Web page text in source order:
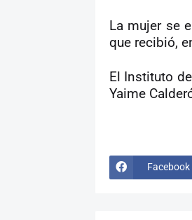
La mujer se
que recibió,
El Instituto
Yaime
Facebook